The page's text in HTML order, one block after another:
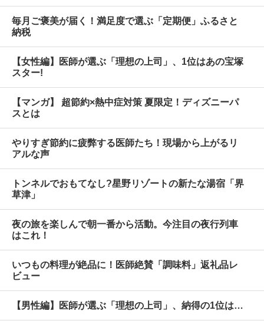
毎月ご褒美が届く！満足度で選ぶ「定期便」ふるさと
納税
【女性編】医師が選ぶ「理想の上司」、1位はあの宝塚
スター!
【マンガ】 超節約×熱中症対策 夏限定！ディズニーパ
スとは
やりすぎ節約に疲弊する医師たち！現場から上がるリ
アルな声
トンネルでおもてなし?星野リゾートの新たな湯宿「界
草津」
夜の旅を楽しんで朝一番から活動。今注目の夜行列車
はこれ！
いつもの料理が絶品に！医師絶賛「調味料」返礼品レ
ビュー
【男性編】医師が選ぶ「理想の上司」、納得の1位は…